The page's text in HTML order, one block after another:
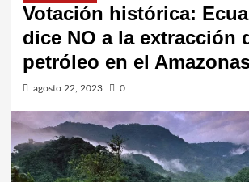
Votación histórica:
dice NO a la extracción
petróleo en el
agosto 22, 2023 0